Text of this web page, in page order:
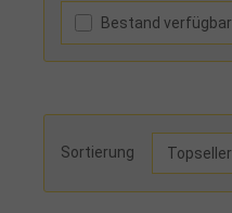
Bestand verfügbar
Sortierung